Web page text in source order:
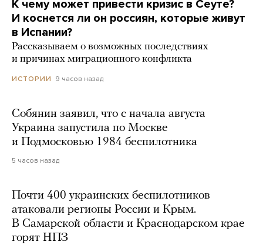
К чему может привести кризис в Сеуте?
И коснется ли он россиян, которые живут
в Испании?
Рассказываем о возможных последствиях
и причинах миграционного конфликта
ИСТОРИИ 9 часов назад
Собянин заявил, что с начала августа
Украина запустила по Москве
и Подмосковью 1984 беспилотника
5 часов назад
Почти 400 украинских беспилотников
атаковали регионы России и Крым.
В Самарской области и Краснодарском крае
горят НПЗ